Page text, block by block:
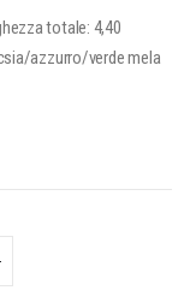
totale: 4,40
azzurro/verde mela